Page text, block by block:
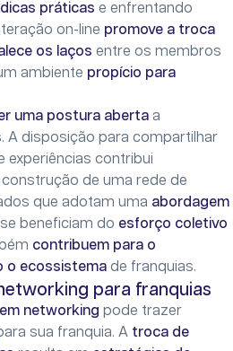
dicas práticas e enfrentando
on-line promove a troca
os laços entre os membros
ambiente propício para
uma postura aberta a
A disposição para compartilhar
experiências contribui
de uma rede de
que adotam uma abordagem
beneficiam do esforço coletivo
contribuem para o
o ecossistema de franquias.
para franquias
networking pode trazer
sua franquia. A troca de